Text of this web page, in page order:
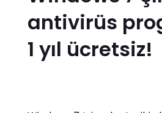
antivirüs
1 yıl ücretsiz!